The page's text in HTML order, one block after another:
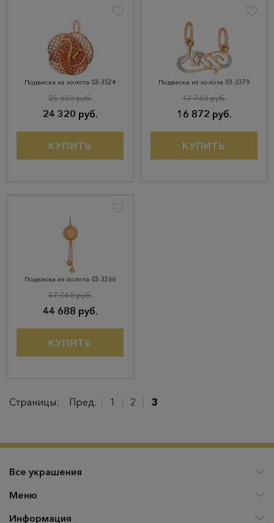
Подвеска из золота 03-3524
24 320 руб.
25 600 руб.
КУПИТЬ
Подвеска из золота 03-3379
16 872 руб.
17 760 руб.
КУПИТЬ
Подвеска из золота 03-3266
44 688 руб.
47 040 руб.
КУПИТЬ
Страницы: Пред. 1 2 3
Все украшения
Меню
Информация